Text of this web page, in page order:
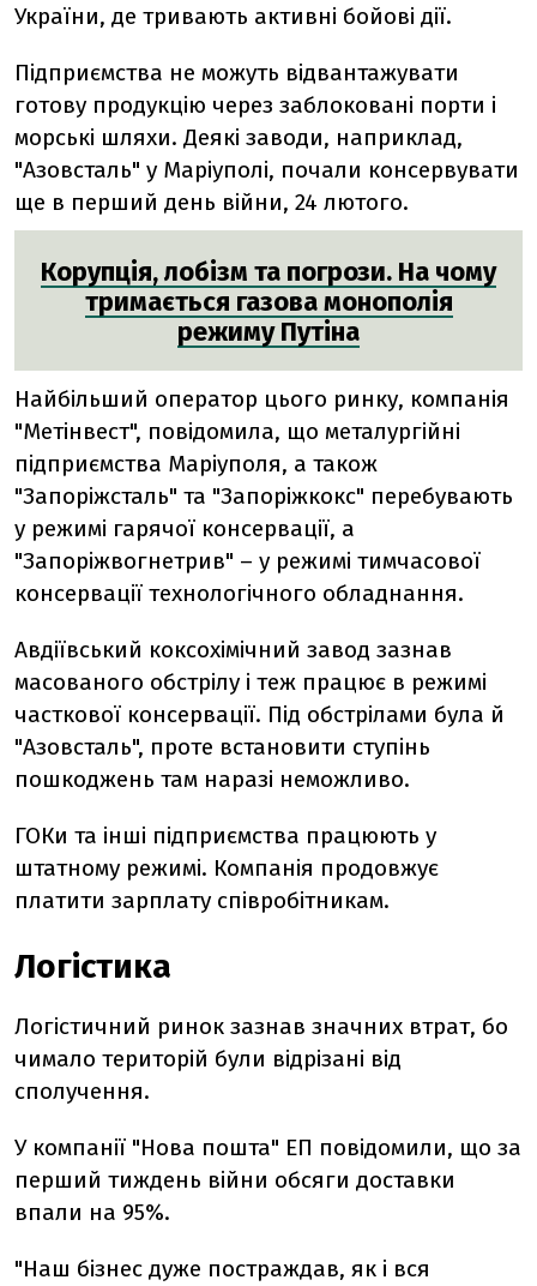
України, де тривають активні бойові дії.
Підприємства не можуть відвантажувати
готову продукцію через заблоковані порти і
морські шляхи. Деякі заводи, наприклад,
"Азовсталь" у Маріуполі, почали консервувати
ще в перший день війни, 24 лютого.
Корупція, лобізм та погрози. На чому
тримається газова монополія
режиму Путіна
Найбільший оператор цього ринку, компанія
"Метінвест", повідомила, що металургійні
підприємства Маріуполя, а також
"Запоріжсталь" та "Запоріжкокс" перебувають
у режимі гарячої консервації, а
"Запоріжвогнетрив" – у режимі тимчасової
консервації технологічного обладнання.
Авдіївський коксохімічний завод зазнав
масованого обстрілу і теж працює в режимі
часткової консервації. Під обстрілами була й
"Азовсталь", проте встановити ступінь
пошкоджень там наразі неможливо.
ГОКи та інші підприємства працюють у
штатному режимі. Компанія продовжує
платити зарплату співробітникам.
Логістика
Логістичний ринок зазнав значних втрат, бо
чимало територій були відрізані від
сполучення.
У компанії "Нова пошта" ЕП повідомили, що за
перший тиждень війни обсяги доставки
впали на 95%.
"Наш бізнес дуже постраждав, як і вся